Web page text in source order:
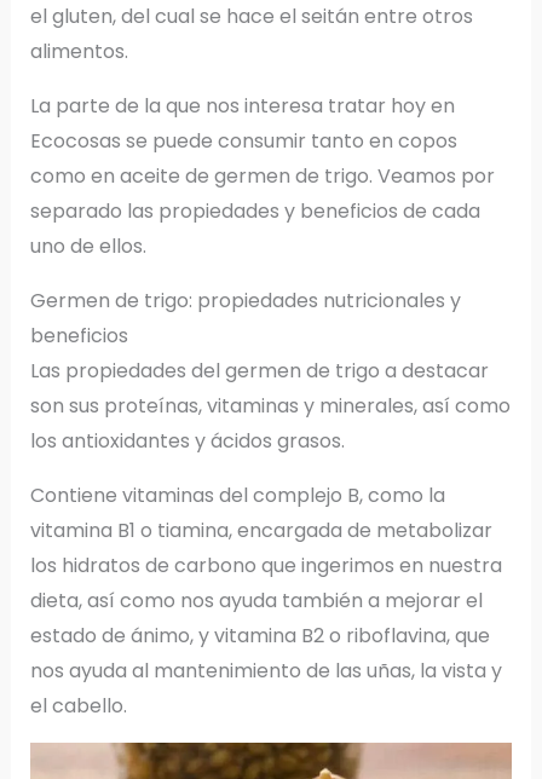
el gluten, del cual se hace el seitán entre otros
alimentos.
La parte de la que nos interesa tratar hoy en
Ecocosas se puede consumir tanto en copos
como en aceite de germen de trigo. Veamos por
separado las propiedades y beneficios de cada
uno de ellos.
Germen de trigo: propiedades nutricionales y
beneficios
Las propiedades del germen de trigo a destacar
son sus proteínas, vitaminas y minerales, así como
los antioxidantes y ácidos grasos.
Contiene vitaminas del complejo B, como la
vitamina B1 o tiamina, encargada de metabolizar
los hidratos de carbono que ingerimos en nuestra
dieta, así como nos ayuda también a mejorar el
estado de ánimo, y vitamina B2 o riboflavina, que
nos ayuda al mantenimiento de las uñas, la vista y
el cabello.